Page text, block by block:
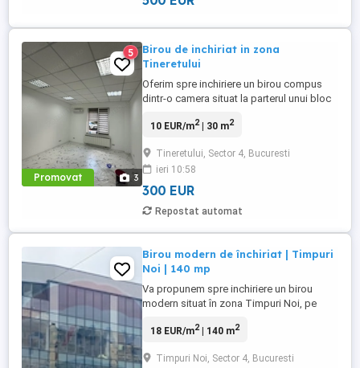
Promovat 3
5
Birou de inchiriat in zona
Tineretului
Oferim spre inchiriere un birou compus
dintr-o camera situat la parterul unui bloc
de 30mp,dispune de ac si de baie
minute de metrou Tineretului. Pentru mai
multe detalii va asteptam cu un telefon.
10 EUR/m2| 30 m2
Tineretului, Sector 4, Bucuresti
ieri 10:58
300 EUR
Repostat automat
Birou modern de închiriat | Timpuri
Noi | 140 mp
Va propunem spre inchiriere un birou
modern situat în zona Timpuri Noi, pe
pași de stația de metrou Timpuri Noi. Cu o
este ideal pentru diverse activități de
18 EUR/m2| 140 m2
Timpuri Noi, Sector 4, Bucuresti